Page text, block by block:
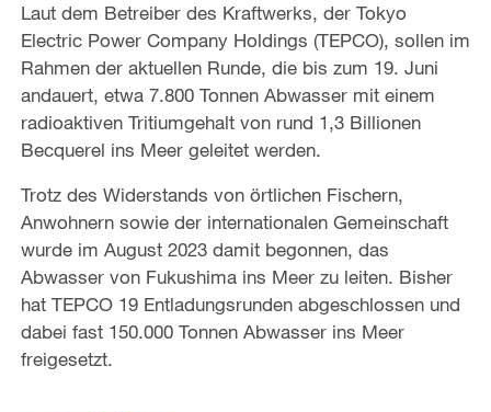
Laut dem Betreiber des Kraftwerks, der Tokyo
Electric Power Company Holdings (TEPCO), sollen im
Rahmen der aktuellen Runde, die bis zum 19. Juni
andauert, etwa 7.800 Tonnen Abwasser mit einem
radioaktiven Tritiumgehalt von rund 1,3 Billionen
Becquerel ins Meer geleitet werden.
Trotz des Widerstands von örtlichen Fischern,
Anwohnern sowie der internationalen Gemeinschaft
wurde im August 2023 damit begonnen, das
Abwasser von Fukushima ins Meer zu leiten. Bisher
hat TEPCO 19 Entladungsrunden abgeschlossen und
dabei fast 150.000 Tonnen Abwasser ins Meer
freigesetzt.